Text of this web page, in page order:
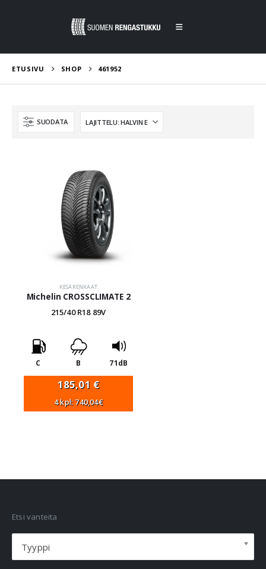
ETUSIVU SHOP 461952
SUODATA
KESÄRENKAAT
Michelin CROSSCLIMATE 2
215/40 R18 89V
C B 71dB
185,01 €
4 kpl: 740,04€
Etsi vanteita
Tyyppi